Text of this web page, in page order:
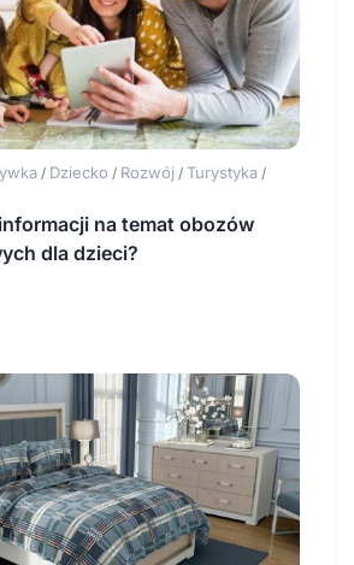
/ Dziecko / Rozwój / Turystyka /
na temat obozów
dla dzieci?